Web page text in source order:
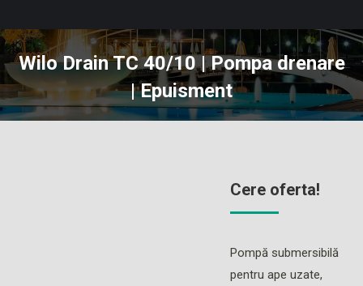
Wilo Drain TC 40/10 | Pompa drenare
| Epuisment
You are here:
Cere oferta!
Pompă submersibilă
pentru ape uzate,